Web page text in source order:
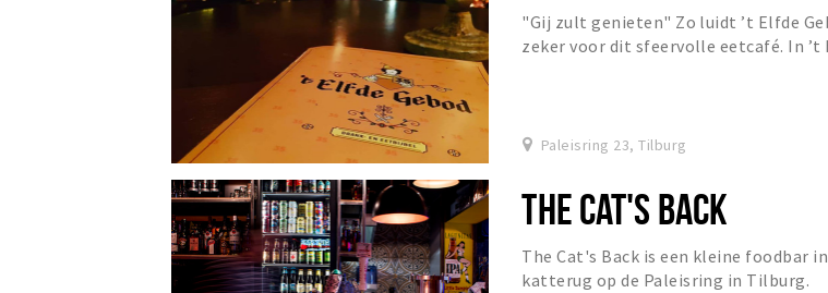
"Gij zult genieten" Zo luidt ’t Elfde
zeker voor dit sfeervolle eetcafé. In
Paleisring 23, Tilburg
THE CAT'S BACK
The Cat's Back is een kleine foodbar in
katterug op de Paleisring in Tilburg.